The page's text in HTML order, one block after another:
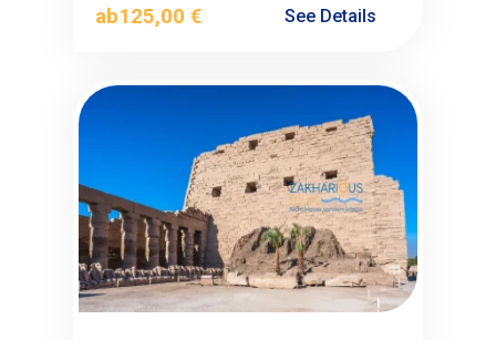
ab125,00 € See Details